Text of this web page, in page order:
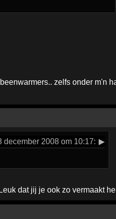
zelfs onder m'n
2008 om 10:17: ▶
dat jij je ook zo vermaakt